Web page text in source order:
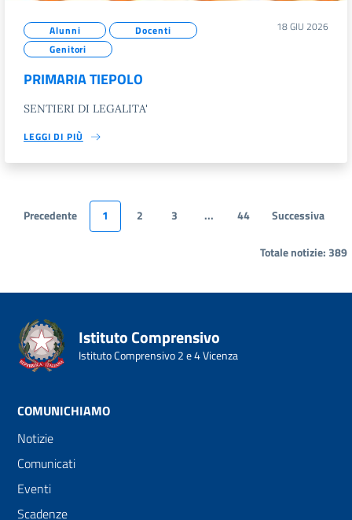
Alunni
Docenti
Genitori
18 GIU 2026
PRIMARIA TIEPOLO
SENTIERI DI LEGALITA'
LEGGI DI PIÙ
Precedente 1 2 3 ... 44 Successiva
Totale notizie: 389
Istituto Comprensivo
Istituto Comprensivo 2 e 4 Vicenza
COMUNICHIAMO
Notizie
Comunicati
Eventi
Scadenze